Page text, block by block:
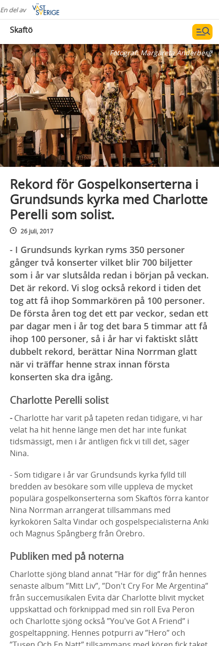
En del av
Skaftö
Fotograf:Margareta Anderberg
Rekord för Gospelkonserterna i
Grundsunds kyrka med Charlotte
Perelli som solist.
26 juli, 2017
- I Grundsunds kyrkan ryms 350 personer
gånger två konserter vilket blir 700 biljetter
som i år var slutsålda redan i början på veckan.
Det är rekord. Vi slog också rekord i tiden det
tog att få ihop Sommarkören på 100 personer.
De första åren tog det ett par veckor, sedan ett
par dagar men i år tog det bara 5 timmar att få
ihop 100 personer, så i år har vi faktiskt slått
dubbelt rekord, berättar Nina Norrman glatt
när vi träffar henne strax innan första
konserten ska dra igång.
Charlotte Perelli solist
-Charlotte har varit på tapeten redan tidigare, vi har
velat ha hit henne länge men det har inte funkat
tidsmässigt, men i år äntligen fick vi till det, säger
Nina.
- Som tidigare i år var Grundsunds kyrka fylld till
bredden av besökare som ville uppleva de mycket
populära gospelkonserterna som Skaftös förra kantor
Nina Norrman arrangerat tillsammans med
kyrkokören Salta Vindar och gospelspecialisterna Anki
och Magnus Spångberg från Örebro.
Publiken med på noterna
Charlotte sjöng bland annat ”Här för dig” från hennes
senaste album ”Mitt Liv”, ”Don't Cry For Me Argentina”
från succemusikalen Evita där Charlotte blivit mycket
uppskattad och förknippad med sin roll Eva Peron
och Charlotte sjöng också ”You've Got A Friend” i
gospeltappning. Hennes potpurri av ”Hero” och